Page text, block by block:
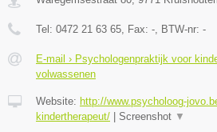
Tel: 0472 21 63 65, Fax: -, BTW-nr: -
E-mail › Psychologenpraktijk voor
volwassenen
Website: http://www.psycholoog-
kindertherapeut/
Screenshot ▼